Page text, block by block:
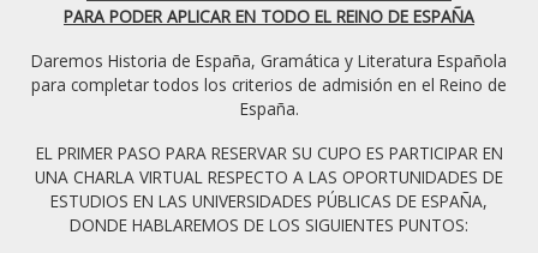
Academia de preparación para
examen SAT en Caracas Venezuela
La Academia Tales de Mileto es unCentro Educativo
de Enseñanzaen Caracas Venezuela donde nos
centramos en el estudiante y en sus deficiencias
PARA PODER APLICAR EN TODO EL REINO DE ESPAÑA
Daremos Historia de España, Gramática y Literatura Española
para completar todos los criterios de admisión en el Reino de
España.
EL PRIMER PASO PARA RESERVAR SU CUPO ES PARTICIPAR EN
UNA CHARLA VIRTUAL RESPECTO A LAS OPORTUNIDADES DE
ESTUDIOS EN LAS UNIVERSIDADES PÚBLICAS DE ESPAÑA,
DONDE HABLAREMOS DE LOS SIGUIENTES PUNTOS: